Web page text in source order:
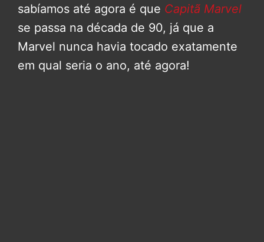
sabíamos até agora é que Capitã Marvel
se passa na década de 90, já que a
Marvel nunca havia tocado exatamente
em qual seria o ano, até agora!